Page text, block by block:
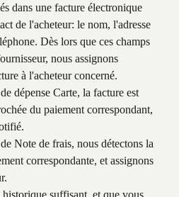
dans une facture électronique
de l'acheteur: le nom, l'adresse
Dès lors que ces champs
nous assignons
à l'acheteur concerné.
dépense Carte, la facture est
du paiement correspondant,
Note de frais, nous détectons la
correspondante, et assignons
suffisant, et que vous